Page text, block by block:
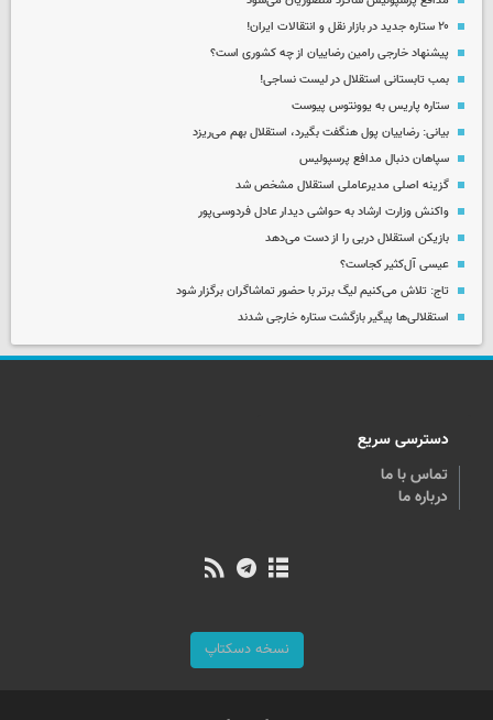
۲۰ ستاره جدید در بازار نقل و انتقالات ایران!
پیشنهاد خارجی رامین رضاییان از چه کشوری است؟
بمب تابستانی استقلال در لیست نساجی!
ستاره پاریس به یوونتوس پیوست
بیانی: رضاییان پول هنگفت بگیرد، استقلال بهم می‌ریزد
سپاهان دنبال مدافع پرسپولیس
گزینه اصلی مدیرعاملی استقلال مشخص شد
واکنش وزارت ارشاد به حواشی دیدار عادل فردوسی‌پور
بازیکن استقلال دربی را از دست می‌دهد
عیسی آل‌کثیر کجاست؟
تاج: تلاش می‌کنیم لیگ برتر با حضور تماشاگران برگزار شود
استقلالی‌ها پیگیر بازگشت ستاره خارجی شدند
دسترسی سریع
تماس با ما
درباره ما
نسخه دسکتاپ